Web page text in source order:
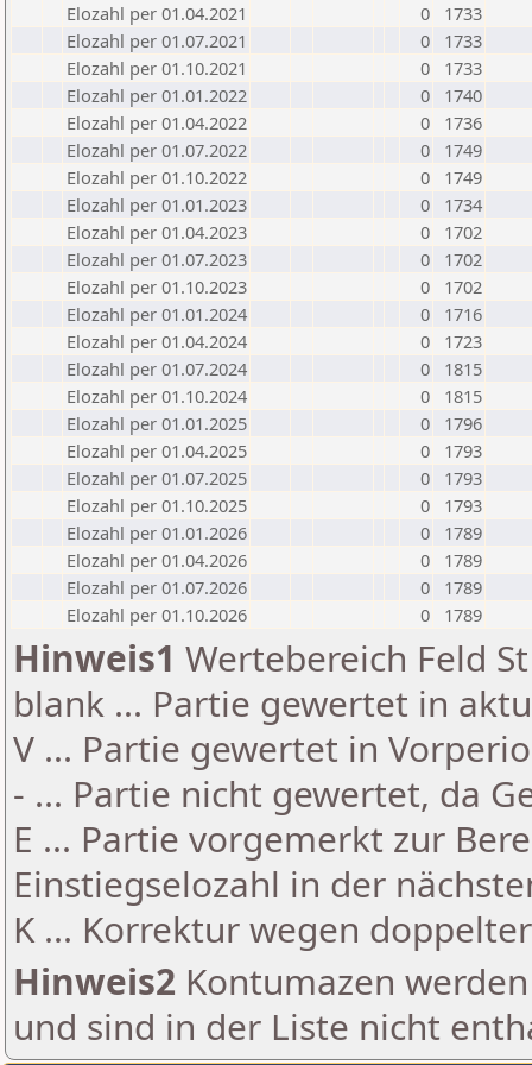
Elozahl per 01.04.2021
0
1733
Elozahl per 01.07.2021
0
1733
Elozahl per 01.10.2021
0
1733
Elozahl per 01.01.2022
0
1740
Elozahl per 01.04.2022
0
1736
Elozahl per 01.07.2022
0
1749
Elozahl per 01.10.2022
0
1749
Elozahl per 01.01.2023
0
1734
Elozahl per 01.04.2023
0
1702
Elozahl per 01.07.2023
0
1702
Elozahl per 01.10.2023
0
1702
Elozahl per 01.01.2024
0
1716
Elozahl per 01.04.2024
0
1723
Elozahl per 01.07.2024
0
1815
Elozahl per 01.10.2024
0
1815
Elozahl per 01.01.2025
0
1796
Elozahl per 01.04.2025
0
1793
Elozahl per 01.07.2025
0
1793
Elozahl per 01.10.2025
0
1793
Elozahl per 01.01.2026
0
1789
Elozahl per 01.04.2026
0
1789
Elozahl per 01.07.2026
0
1789
Elozahl per 01.10.2026
0 1789
Hinweis1 Wertebereich Feld
blank ... Partie gewertet in
V ... Partie gewertet in
- ... Partie nicht gewertet, da
E ... Partie vorgemerkt zur
Einstiegselozahl in der
K ... Korrektur wegen
Hinweis2 Kontumazen
und sind in der Liste nicht